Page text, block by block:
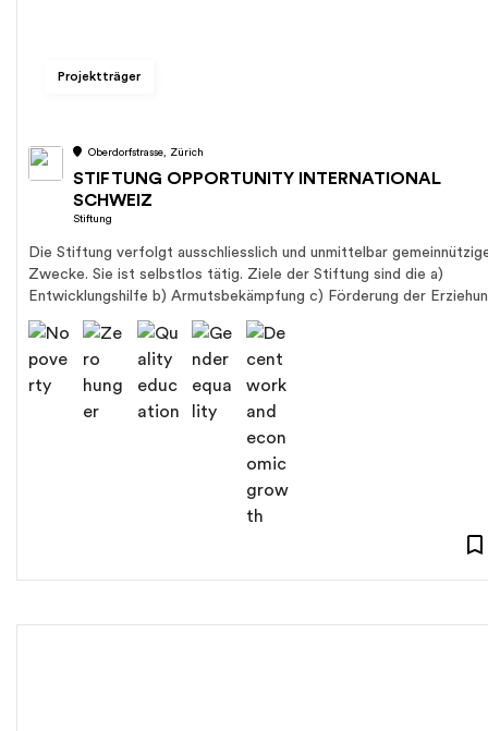
Projektträger
Oberdorfstrasse, Zürich
STIFTUNG OPPORTUNITY INTERNATIONAL
SCHWEIZ
Stiftung
Die Stiftung verfolgt ausschliesslich und unmittelbar
Zwecke. Sie ist selbstlos tätig. Ziele der Stiftung sind die a)
Entwicklungshilfe b) Armutsbekämpfung c) Förderung der